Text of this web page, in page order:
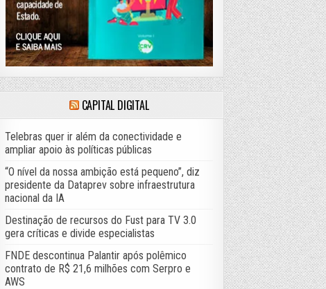
CAPITAL DIGITAL
Telebras quer ir além da conectividade e
ampliar apoio às políticas públicas
“O nível da nossa ambição está pequeno”, diz
presidente da Dataprev sobre infraestrutura
nacional da IA
Destinação de recursos do Fust para TV 3.0
gera críticas e divide especialistas
FNDE descontinua Palantir após polêmico
contrato de R$ 21,6 milhões com Serpro e
AWS